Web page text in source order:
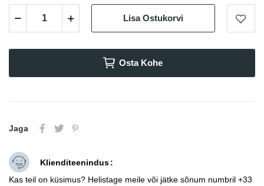
Lisa Ostukorvi
Osta Kohe
Jaga
Klienditeenindus
Kas teil on küsimus? Helistage meile või jätke sõnum numbril +33